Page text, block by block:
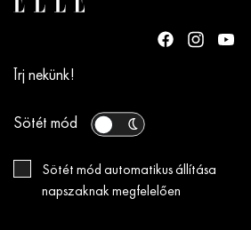
Írj nekünk!
Sötét mód
Sötét mód automatikus állítása
napszaknak megfelelően